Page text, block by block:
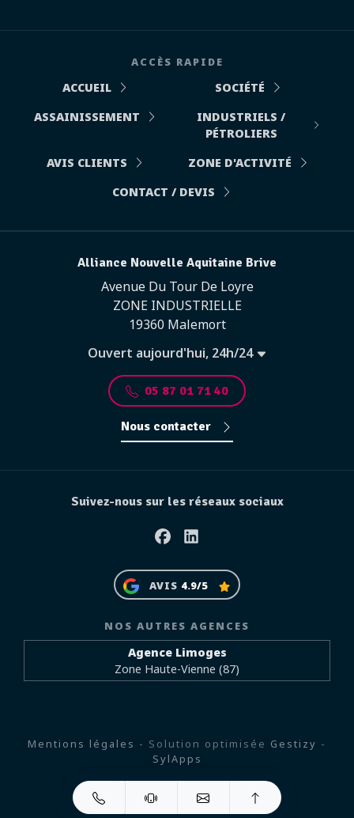
ACCÈS RAPIDE
ACCUEIL
SOCIÉTÉ
ASSAINISSEMENT
INDUSTRIELS /
PÉTROLIERS
AVIS CLIENTS
ZONE D'ACTIVITÉ
CONTACT / DEVIS
Alliance Nouvelle Aquitaine Brive
Avenue Du Tour De Loyre
ZONE INDUSTRIELLE
19360 Malemort
Ouvert aujourd'hui, 24h/24
05 87 01 71 40
Nous contacter
Suivez-nous sur les réseaux sociaux
FacebookLinkedin
AVIS 4.9/5
NOS AUTRES AGENCES
Agence Limoges
Zone Haute-Vienne (87)
Mentions légales - Solution optimisée Gestizy -
SylApps